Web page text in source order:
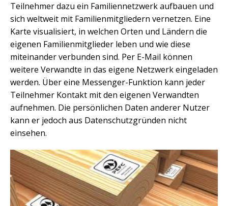
Teilnehmer dazu ein Familiennetzwerk aufbauen und
sich weltweit mit Familienmitgliedern vernetzen. Eine
Karte visualisiert, in welchen Orten und Ländern die
eigenen Familienmitglieder leben und wie diese
miteinander verbunden sind. Per E-Mail können
weitere Verwandte in das eigene Netzwerk eingeladen
werden. Über eine Messenger-Funktion kann jeder
Teilnehmer Kontakt mit den eigenen Verwandten
aufnehmen. Die persönlichen Daten anderer Nutzer
kann er jedoch aus Datenschutzgründen nicht
einsehen.